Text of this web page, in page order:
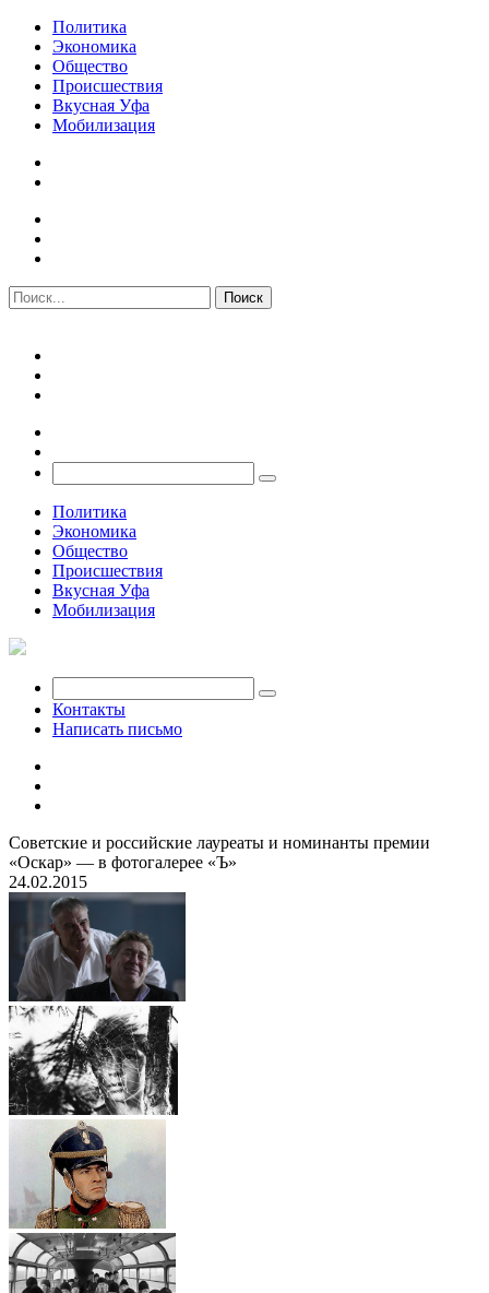
Политика
Экономика
Общество
Происшествия
Вкусная Уфа
Мобилизация
Политика
Экономика
Общество
Происшествия
Вкусная Уфа
Мобилизация
Контакты
Написать письмо
Советские и российские лауреаты и номинанты премии
«Оскар» — в фотогалерее «Ъ»
24.02.2015